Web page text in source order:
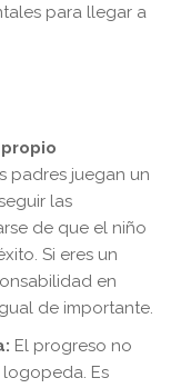
para llegar a
padres juegan un
las
de que el niño
Si eres un
en
de importante.
El progreso no
Es